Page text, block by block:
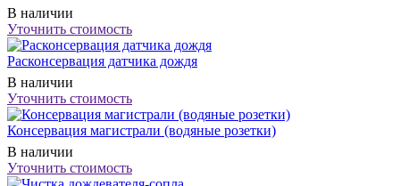
В наличии
Уточнить стоимость
Расконсервация датчика дождя
В наличии
Уточнить стоимость
Консервация магистрали (водяные розетки)
В наличии
Уточнить стоимость